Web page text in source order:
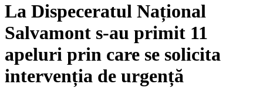
La Dispeceratul Național
Salvamont s-au primit 11
apeluri prin care se solicita
intervenția de urgență